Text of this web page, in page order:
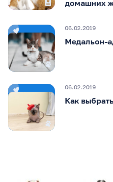
домашних
06.02.2019
Медальон-
06.02.2019
Как